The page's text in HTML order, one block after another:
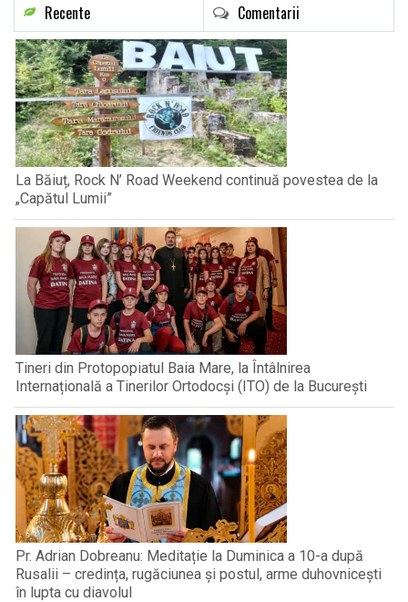
Recente Comentarii
La Băiuț, Rock N’ Road Weekend continuă povestea de la
„Capătul Lumii”
Tineri din Protopopiatul Baia Mare, la Întâlnirea
Internațională a Tinerilor Ortodocși (ITO) de la București
Pr. Adrian Dobreanu: Meditație la Duminica a 10-a după
Rusalii – credința, rugăciunea și postul, arme duhovnicești
în lupta cu diavolul